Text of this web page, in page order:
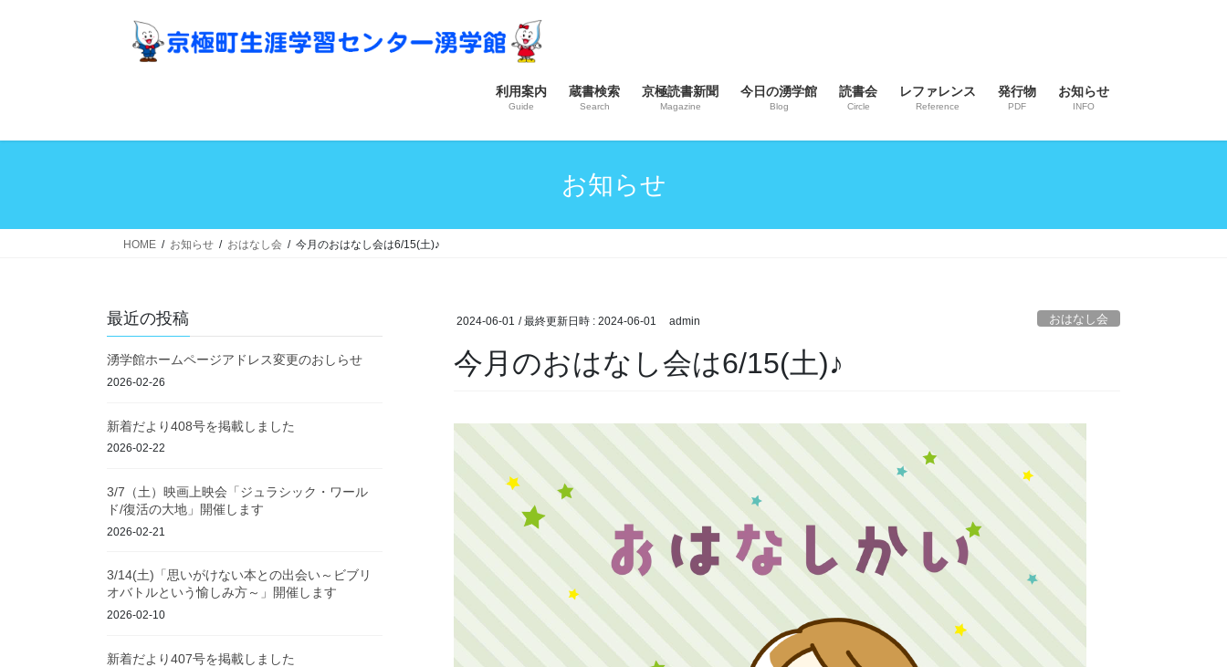
ス
ン
利用案内
Guide
蔵書検索
Search
京極読書新聞
Magazine
今日の湧学館
Blog
読書会
Circle
レファレンス
Reference
発行物
PDF
お知らせ
INFO
お知らせ
HOME お知らせ おはなし会 今月のおはなし会は6/15(土)♪
2024-06-01 / 最終更新日時 : 2024-06-01 admin おはなし会
今月のおはなし会は6/15(土)♪
最近の投稿
湧学館ホームページアドレス変更のおしらせ
2026-02-26
新着だより408号を掲載しました
2026-02-22
3/7（土）映画上映会「ジュラシック・ワール
ド/復活の大地」開催します
2026-02-21
3/14(土)「思いがけない本との出会い～ビブリ
オバトルという愉しみ方～」開催します
2026-02-10
新着だより407号を掲載しました